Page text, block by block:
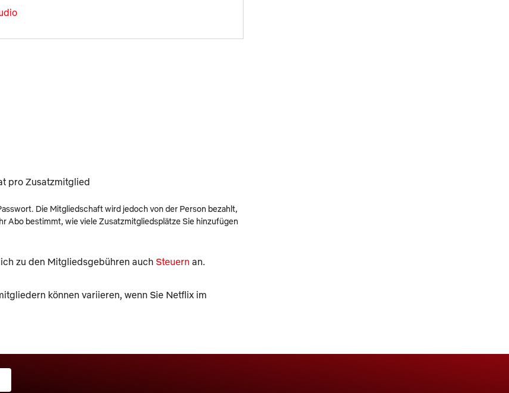
pro Zusatzmitglied
Die Mitgliedschaft wird jedoch von der Person bezahlt,
Abo bestimmt, wie viele Zusatzmitgliedsplätze Sie hinzufügen
zu den Mitgliedsgebühren auch Steuern an.
können variieren, wenn Sie Netflix im